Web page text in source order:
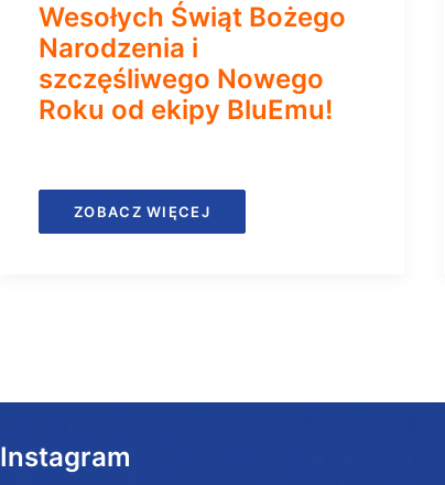
Wesołych Świąt Bożego
Narodzenia i
szczęśliwego Nowego
Roku od ekipy BluEmu!
ZOBACZ WIĘCEJ
Instagram